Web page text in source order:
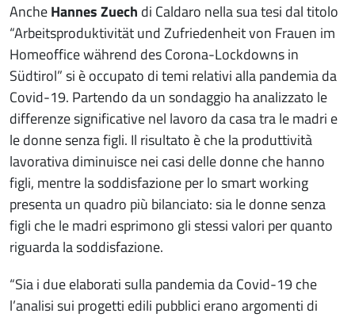
AncheHannes Zuech di Caldaro nella sua tesi dal titolo
“Arbeitsproduktivität und Zufriedenheit von Frauen im
Homeoffice während des Corona-Lockdowns in
Südtirol” si è occupato di temi relativi alla pandemia da
Covid-19. Partendo da un sondaggio ha analizzato le
differenze significative nel lavoro da casa tra le madri e
le donne senza figli. Il risultato è che la produttività
lavorativa diminuisce nei casi delle donne che hanno
figli, mentre la soddisfazione per lo smart working
presenta un quadro più bilanciato: sia le donne senza
figli che le madri esprimono gli stessi valori per quanto
riguarda la soddisfazione.
“Sia i due elaborati sulla pandemia da Covid-19 che
l’analisi sui progetti edili pubblici erano argomenti di